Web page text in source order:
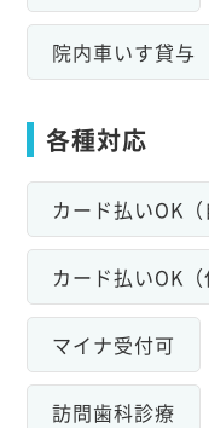
院内車いす貸与
各種対応
カード払いOK（
カード払いOK（
マイナ受付可
訪問歯科診療